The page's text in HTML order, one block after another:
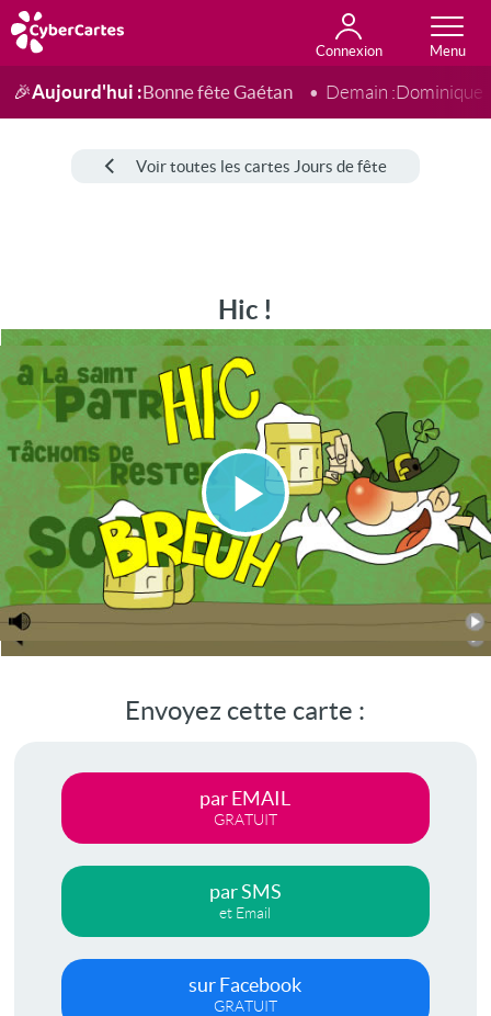
Connexion
Anniversaire
Fête du jour
Amour
Amitié
Merci
Toutes les cartes
🎉Aujourd'hui :Bonne fête Gaétan Demain :Dominique
Voir toutes les cartes Jours de fête
Hic !
Lire
la
vidéo
Envoyez cette carte :
par EMAIL
GRATUIT
par SMS
et Email
sur Facebook
GRATUIT